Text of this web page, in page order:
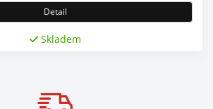
Detail
Skladem